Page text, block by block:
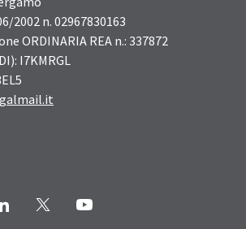
2002 n. 02967830163
ORDINARIA REA n.: 337872
I7KMRGL
LinkedIn